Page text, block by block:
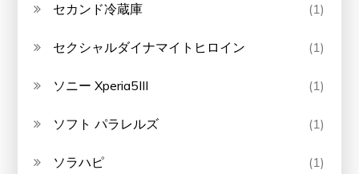
セカンド冷蔵庫 (1)
セクシャルダイナマイトヒロイン (1)
ソニー Xperia5III (1)
ソフト パラレルズ (1)
ソラハピ (1)